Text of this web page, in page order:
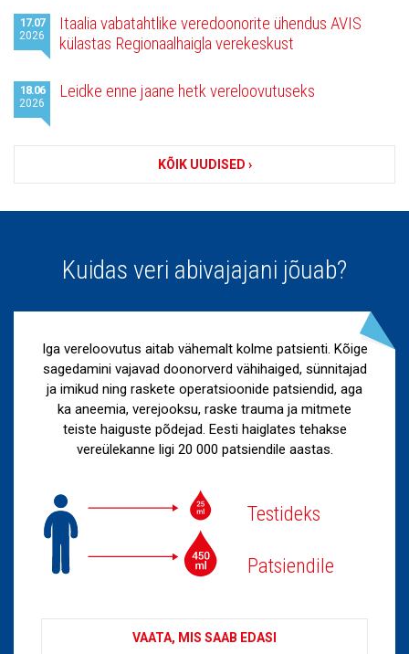
17.07
2026
Itaalia vabatahtlike veredoonorite ühendus AVIS
külastas Regionaalhaigla verekeskust
18.06
2026
Leidke enne jaane hetk vereloovutuseks
KÕIK UUDISED ›
Kuidas veri abivajajani jõuab?
Iga vereloovutus aitab vähemalt kolme patsienti. Kõige
sagedamini vajavad doonorverd vähihaiged, sünnitajad
ja imikud ning raskete operatsioonide patsiendid, aga
ka aneemia, verejooksu, raske trauma ja mitmete
teiste haiguste põdejad. Eesti haiglates tehakse
vereülekanne ligi 20 000 patsiendile aastas.
Testideks
Patsiendile
VAATA, MIS SAAB EDASI